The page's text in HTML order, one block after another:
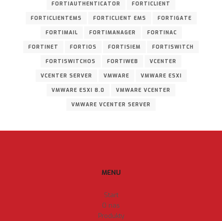
FORTIAUTHENTICATOR FORTICLIENT
FORTICLIENTEMS FORTICLIENT EMS FORTIGATE
FORTIMAIL FORTIMANAGER FORTINAC
FORTINET FORTIOS FORTISIEM FORTISWITCH
FORTISWITCHOS FORTIWEB VCENTER
VCENTER SERVER VMWARE VMWARE ESXI
VMWARE ESXI 8.0 VMWARE VCENTER
VMWARE VCENTER SERVER
MENU
Start
O nas
Produkty